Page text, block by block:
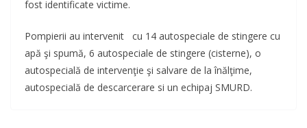
fost identificate victime.
Pompierii au intervenit cu 14 autospeciale de stingere cu
apă şi spumă, 6 autospeciale de stingere (cisterne), o
autospecială de intervenţie şi salvare de la înălţime,
autospecială de descarcerare si un echipaj SMURD.